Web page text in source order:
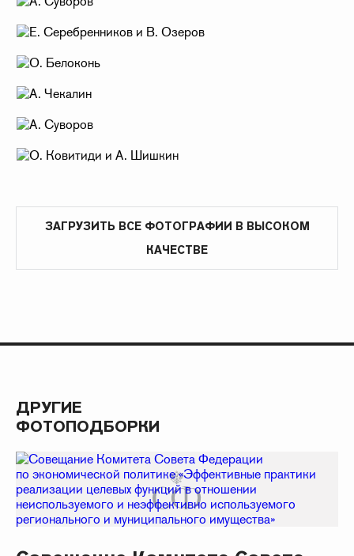
ЗАГРУЗИТЬ ВСЕ ФОТОГРАФИИ В ВЫСОКОМ
КАЧЕСТВЕ
ДРУГИЕ
ФОТОПОДБОРКИ